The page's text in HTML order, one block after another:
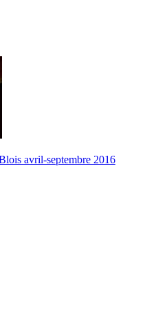
avril-septembre 2016